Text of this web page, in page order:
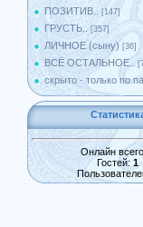
ПОЗИТИВ.. [147]
ГРУСТЬ.. [357]
ЛИЧНОЕ (сыну) [36]
ВСЁ ОСТАЛЬНОЕ..
скрыто - только по
Онлайн
Гостей: 1